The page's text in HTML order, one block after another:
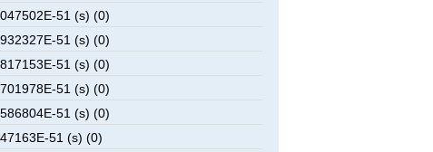
51 (s) (0)
51 (s) (0)
51 (s) (0)
51 (s) (0)
51 (s) (0)
51 (s) (0)